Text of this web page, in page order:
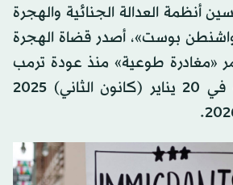
العدالة الجنائية والهجرة
بوست»، أصدر قضاة الهجرة
80 ألف أمر «مغادرة طوعية» منذ عودة ترمب
لولاية رئاسية ثانية في 20 يناير (كانون الثاني) 2025